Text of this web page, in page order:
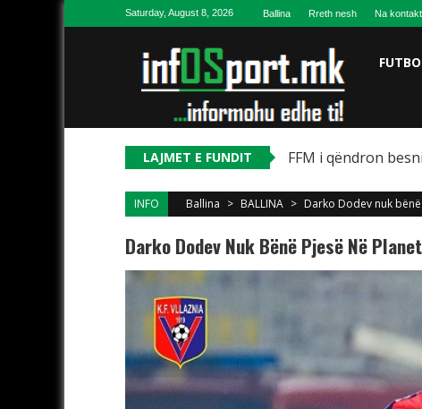
Skip to contentSaturday, August 8, 2026 Ballina Rreth nesh Na
LAJMET E FUNDIT FFM i qëndron
INFO Ballina > BALLINA > Darko Dodev nuk
Darko Dodev Nuk Bënë Pjesë Në